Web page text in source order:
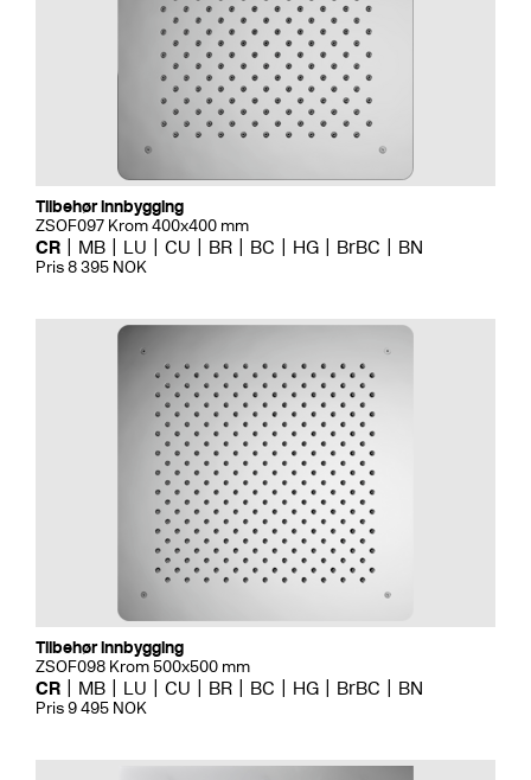
Tilbehør innbygging
ZSOF097 Krom 400x400 mm
CR MB LU CU BR BC HG BrBC BN
Pris 8 395 NOK
Tilbehør innbygging
ZSOF098 Krom 500x500 mm
CR MB LU CU BR BC HG BrBC BN
Pris 9 495 NOK